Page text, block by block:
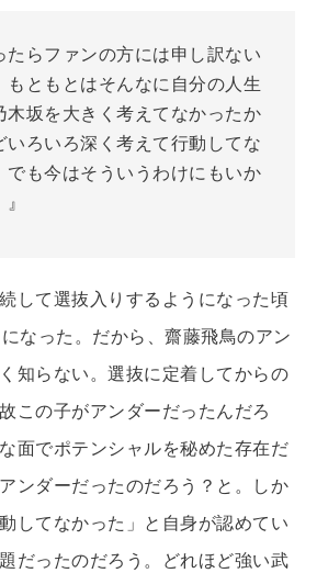
たらファンの方には申し訳ない
もともとはそんなに自分の人生
木坂を大きく考えてなかったか
いろいろ深く考えて行動してな
でも今はそういうわけにもいか
して選抜入りするようになった頃
なった。だから、齋藤飛鳥のアン
知らない。選抜に定着してからの
この子がアンダーだったんだろ
面でポテンシャルを秘めた存在だ
ンダーだったのだろう？と。しか
してなかった」と自身が認めてい
だったのだろう。どれほど強い武